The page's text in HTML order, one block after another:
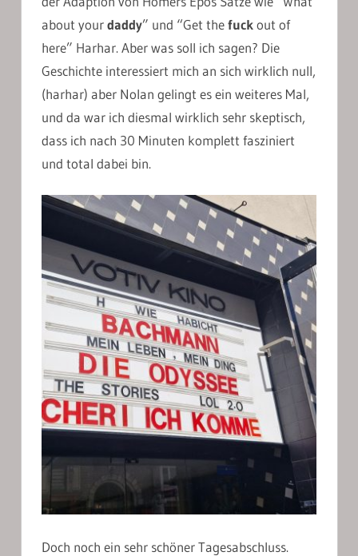
about yourdaddy” und “Get thefuckout of
here” Harhar. Aber was soll ich sagen? Die
Geschichte interessiert mich an sich wirklich null,
(harhar) aber Nolan gelingt es ein weiteres Mal,
und da war ich diesmal wirklich sehr skeptisch,
dass ich nach 30 Minuten komplett fasziniert
und total dabei bin.
Doch noch ein sehr schöner Tagesabschluss.